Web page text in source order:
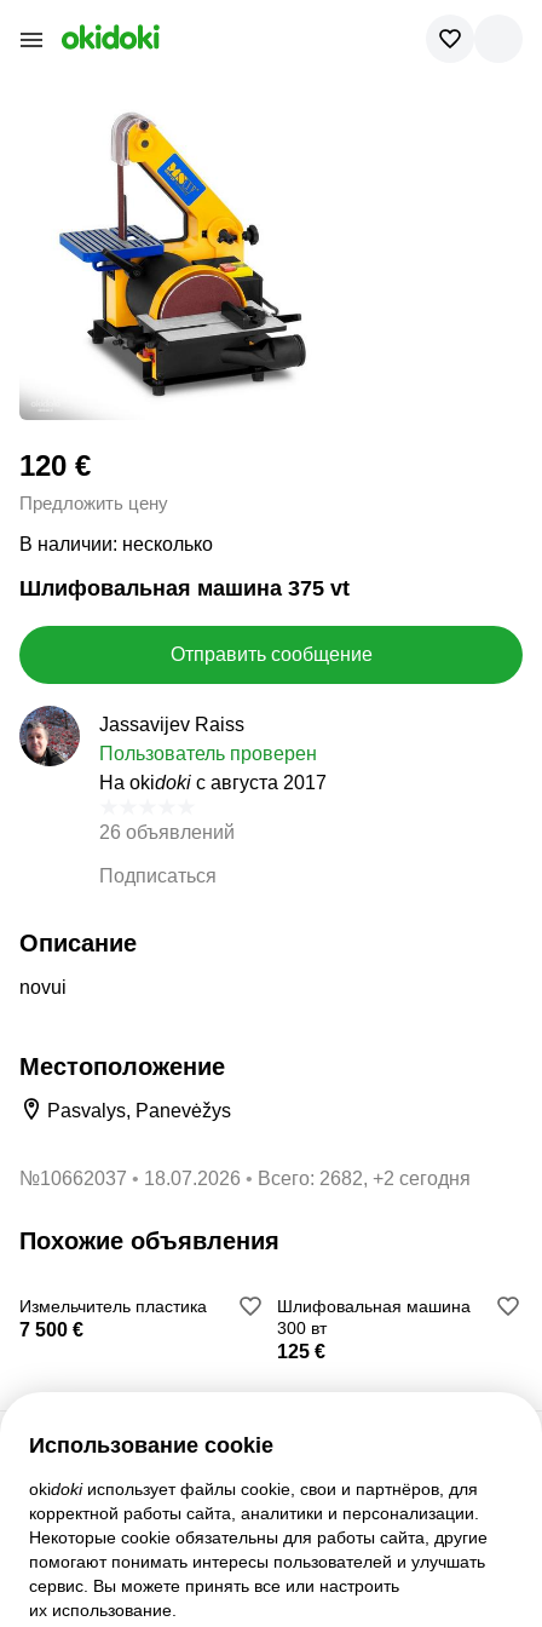
120 €
Предложить цену
В наличии: несколько
Шлифовальная машина 375 vt
Отправить сообщение
Jassavijev Raiss
Пользователь проверен
На okidoki с августа 2017
26 объявлений
Подписаться
Описание
novui
Местоположение
Pasvalys, Panevėžys
№10662037 18.07.2026 Всего: 2682, +2 сегодня
Похожие объявления
Измельчитель пластика
7 500 €
Шлифовальная машина
300 вт
125 €
Использование cookie
okidokiиспользует файлы cookie, свои и партнёров, для
корректной работы сайта, аналитики и персонализации.
Некоторые cookie обязательны для работы сайта, другие
помогают понимать интересы пользователей и улучшать
сервис. Вы можете принять все или настроить
их использование.
Служба поддержки
Помощь
Правила и соглашения
Настройки приватности
Полная версия сайта